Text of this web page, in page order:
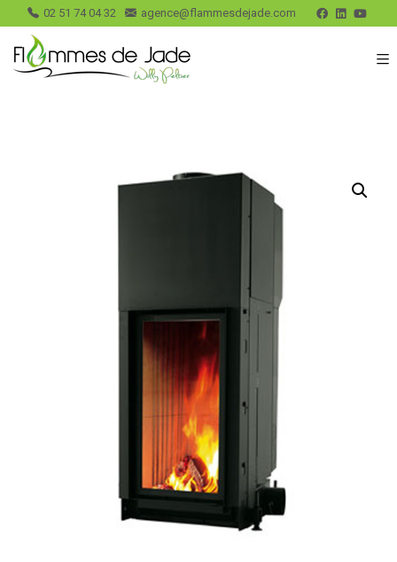
02 51 74 04 32 agence@flammesdejade.com